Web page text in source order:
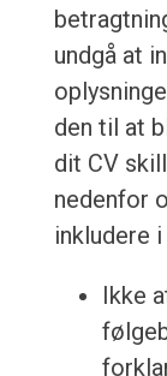
undgå at
den til at
dit CV
nedenfor
inkludere
Ikke